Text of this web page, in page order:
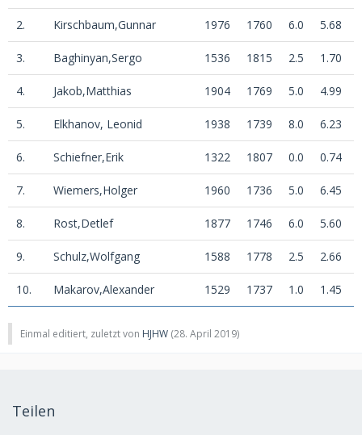
2. Kirschbaum,Gunnar 1976 1760 6.0 5.68
3. Baghinyan,Sergo 1536 1815 2.5 1.70
4. Jakob,Matthias 1904 1769 5.0 4.99
5. Elkhanov, Leonid 1938 1739 8.0 6.23
6. Schiefner,Erik 1322 1807 0.0 0.74
7. Wiemers,Holger 1960 1736 5.0 6.45
8. Rost,Detlef 1877 1746 6.0 5.60
9. Schulz,Wolfgang 1588 1778 2.5 2.66
10. Makarov,Alexander 1529 1737 1.0 1.45
Einmal editiert, zuletzt von HJHW (28. April 2019)
Teilen